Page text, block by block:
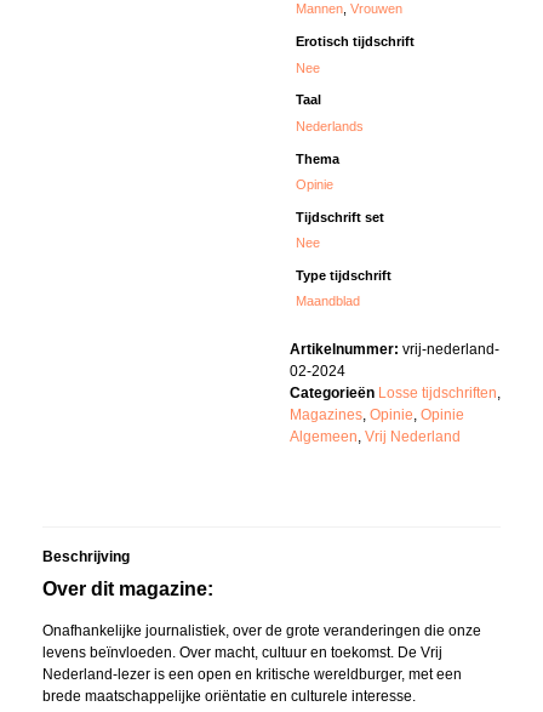
Mannen,Vrouwen
Erotisch tijdschrift
Nee
Taal
Nederlands
Thema
Opinie
Tijdschrift set
Nee
Type tijdschrift
Maandblad
Artikelnummer: vrij-nederland-
02-2024
Categorieën Losse tijdschriften,
Magazines, Opinie, Opinie
Algemeen, Vrij Nederland
Beschrijving
Over dit magazine:
Onafhankelijke journalistiek, over de grote veranderingen die onze
levens beïnvloeden. Over macht, cultuur en toekomst. De Vrij
Nederland-lezer is een open en kritische wereldburger, met een
brede maatschappelijke oriëntatie en culturele interesse.